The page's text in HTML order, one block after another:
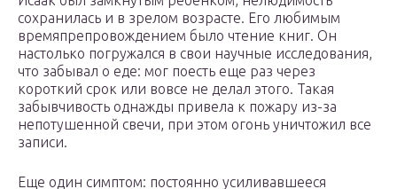
сохранилась и в зрелом возрасте. Его любимым
времяпрепровождением было чтение книг. Он
настолько погружался в свои научные исследования,
что забывал о еде: мог поесть еще раз через
короткий срок или вовсе не делал этого. Такая
забывчивость однажды привела к пожару из-за
непотушенной свечи, при этом огонь уничтожил все
записи.
Еще один симптом: постоянно усиливавшееся